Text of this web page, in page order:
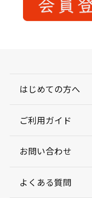
はじめての方へ
ご利用ガイド
お問い合わせ
よくある質問